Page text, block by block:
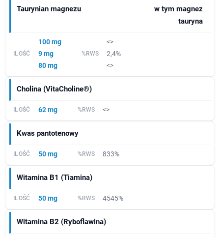
Taurynian magnezu
w tym magnez
tauryna
100 mg
9 mg
80 mg
<>
2,4%
<>
Cholina (VitaCholine®)
62 mg <>
Kwas pantotenowy
50 mg 833%
Witamina B1 (Tiamina)
50 mg 4545%
Witamina B2 (Ryboflawina)